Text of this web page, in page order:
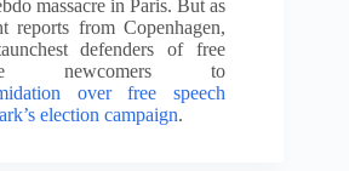
massacre in Paris. But as
reports from Copenhagen,
defenders of free
newcomers to
over free speech
election campaign.